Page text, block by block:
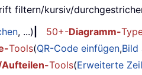
filtern/kursiv/
, ...) 50+-Diagramm-
Tools(QR-Code einfügen,Bild
Tools(Erweiterte